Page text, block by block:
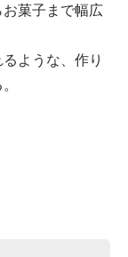
菓子まで幅広
ような、作り